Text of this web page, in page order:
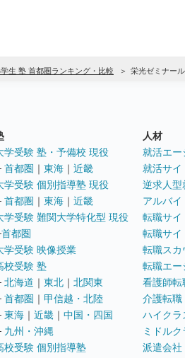
生 塾 首都圏ランキング・比較 栄光ゼミナール
学受験 塾・予備校 現役
首都圏 ｜ 東海 ｜ 近畿
学受験 個別指導塾 現役
首都圏 ｜ 東海 ｜ 近畿
学受験 難関大学特化型 現役
首都圏
学受験 映像授業
校受験 塾
北海道 ｜ 東北 ｜ 北関東
首都圏 ｜ 甲信越・北陸
東海 ｜ 近畿 ｜ 中国・四国
九州・沖縄
校受験 個別指導塾
人材
就活エー
就活サイ
逆求人型
アルバイ
転職サイ
転職サイ
転職スカ
転職エー
看護師転
介護転職
ハイクラ
ミドル
派遣会社